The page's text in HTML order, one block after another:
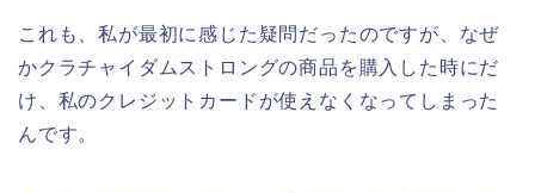
これも、私が最初に感じた疑問だったのですが、なぜ
かクラチャイダムストロングの商品を購入した時にだ
け、私のクレジットカードが使えなくなってしまった
んです。